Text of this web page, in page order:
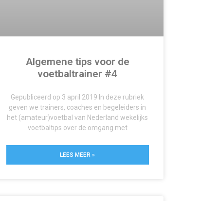
Algemene tips voor de
voetbaltrainer #4
Gepubliceerd op 3 april 2019 In deze rubriek
geven we trainers, coaches en begeleiders in
het (amateur)voetbal van Nederland wekelijks
voetbaltips over de omgang met
LEES MEER »